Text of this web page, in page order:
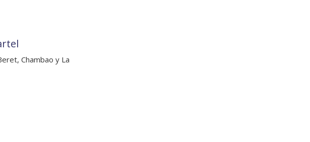
Chambao y La